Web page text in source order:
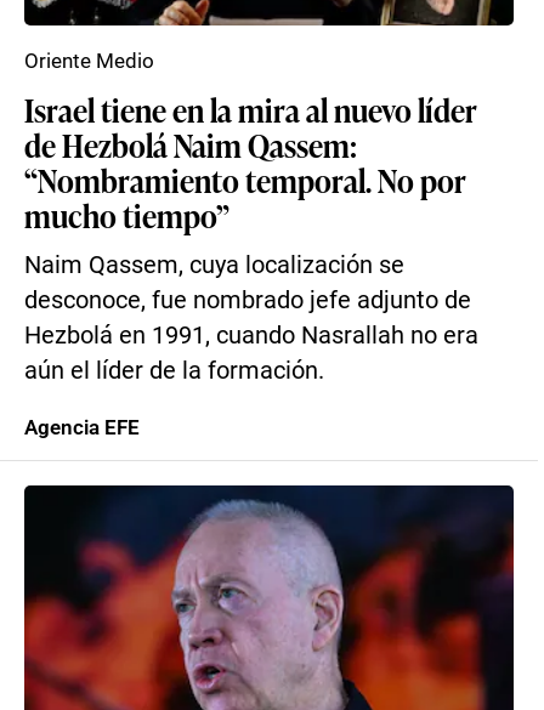
Israel tiene en la mira al nuevo líder
de Hezbolá Naim Qassem:
“Nombramiento temporal. No por
mucho tiempo”
Naim Qassem, cuya localización se
desconoce, fue nombrado jefe adjunto de
Hezbolá en 1991, cuando Nasrallah no era
aún el líder de la formación.
Oriente Medio
Agencia EFE